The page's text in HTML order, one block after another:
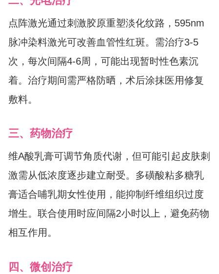
点阵激光通过刺激胶原重塑淡化纹路，595nm
脉冲染料激光可改善血管性红斑。需治疗3-5
次，每次间隔4-6周，可能出现暂时性色素沉
着。治疗期间需严格防晒，术后涂抹医用修复
敷料。
三、药物治疗
维A酸乳膏可调节角质代谢，但可能引起皮肤刺
激需从低浓度逐步建立耐受。多磺酸粘多糖乳
膏适合哺乳期女性使用，能抑制纤维组织过度
增生。联合使用时应间隔2小时以上，避免药物
相互作用。
四、微创治疗